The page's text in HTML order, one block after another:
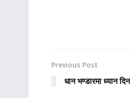
Previous Post
धान भण्डारमा ध्यान